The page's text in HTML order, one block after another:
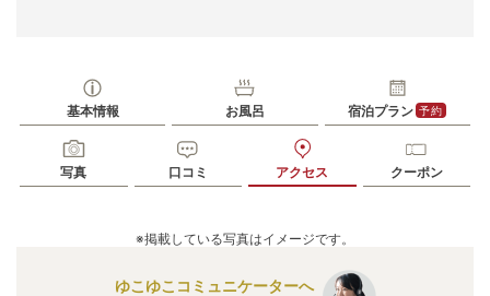
基本情報 お風呂 宿泊プラン 予約
写真 口コミ アクセス クーポン
※掲載している写真はイメージです。
ゆこゆこコミュニケーターへ